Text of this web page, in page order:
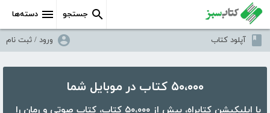
دسته‌ها جستجو
آپلود کتاب ورود / ثبت نام
۵۰،۰۰۰ کتاب در موبایل شما
با اپلیکیشن کتابراه، بیش از ۵۰،۰۰۰ کتاب، کتاب صوتی و رمان را